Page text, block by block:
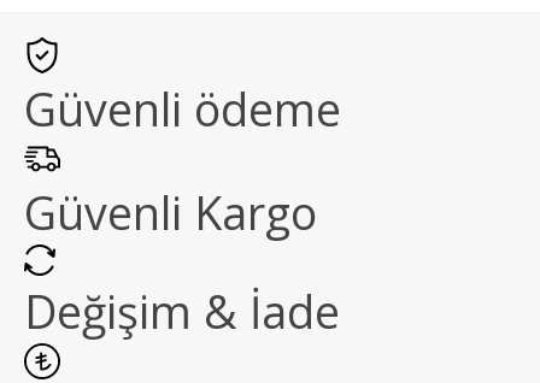
Güvenli ödeme
Güvenli Kargo
Değişim & İade